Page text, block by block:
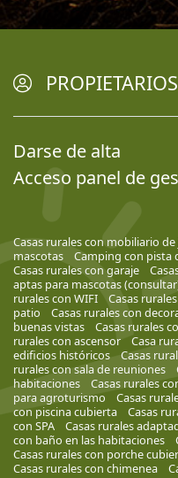
PROPIETARIOS
Darse de alta
Acceso panel de
Casas rurales con mobiliario
mascotas
Camping con pista
Casas rurales con garaje
aptas para mascotas
rurales con WIFI
Casas
patio
Casas rurales con
buenas vistas
Casas rurales
rurales con ascensor
Casa
edificios históricos
Casas
rurales con sala de reuniones
habitaciones
Casas rurales
para agroturismo
Casas
con piscina cubierta
Casas
con SPA
Casas rurales
con baño en las habitaciones
Casas rurales con porche
Casas rurales con chimenea